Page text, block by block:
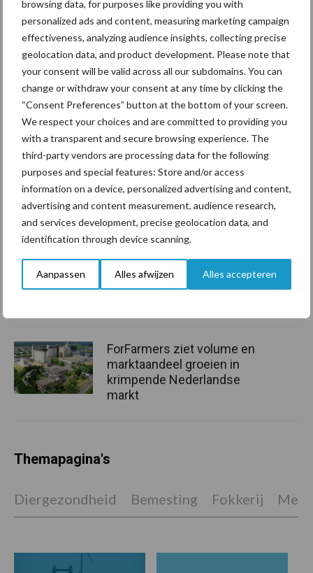
browsing data, for purposes like providing you with
personalized ads and content, measuring marketing campaign
effectiveness, analyzing audience insights, collecting precise
geolocation data, and product development. Please note that
your consent will be valid across all our subdomains. You can
change or withdraw your consent at any time by clicking the
“Consent Preferences” button at the bottom of your screen.
We respect your choices and are committed to providing you
with a transparent and secure browsing experience. The
third-party vendors are processing data for the following
purposes and special features: Store and/or access
information on a device, personalized advertising and content,
advertising and content measurement, audience research,
and services development, precise geolocation data, and
identification through device scanning.
Aanpassen Alles afwijzen Alles accepteren
snelheid met verbeteren. Het systeem functioneert slecht en
daarvan mogen onze leden niet de dupe worden. Wij roepen LNV
op om voor meer ICT capaciteit en kortere wachttijden bij RVO
te zorgen”.
Bron:LTO Nederland
Aanbevolen voor jou!
Grondstoffenmarkt blijft
grillig: droogte en
geopolitiek houden handel
in de greep
De speenhuid: een vaak
onderschatte risicofactor
voor mastitis
ForFarmers ziet volume en
marktaandeel groeien in
krimpende Nederlandse
markt
Themapagina's
Diergezondheid Bemesting Fokkerij